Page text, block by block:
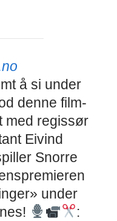
å si under
denne film-
med regissør
Eivind
Snorre
under
: